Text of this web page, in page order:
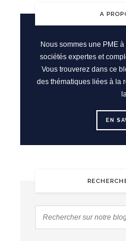
A
Nous sommes une PME
sociétés expertes et
Vous trouverez dans ce
des thématiques liées à la
EN